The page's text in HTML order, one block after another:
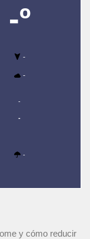
-º
-
-
-
-
-
y cómo reducir